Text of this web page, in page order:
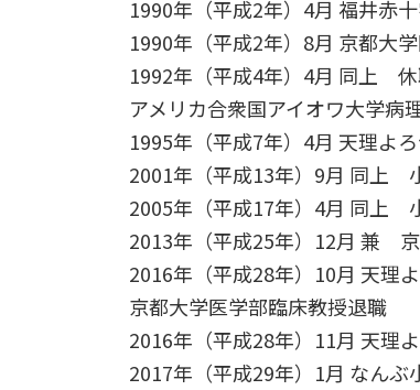
1990年（平成2年）4月 福井赤
1990年（平成2年）8月 京都大
1992年（平成4年）4月 同上
アメリカ合衆国アイオワ大学病
1995年（平成7年）4月 天理よ
2001年（平成13年）9月 同上
2005年（平成17年）4月 同上
2013年（平成25年）12月 兼
2016年（平成28年）10月 天理
京都大学医学部臨床教授退職
2016年（平成28年）11月 天理
2017年（平成29年）1月 なんぶ